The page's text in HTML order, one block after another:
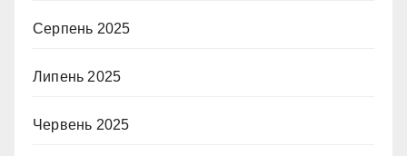
Серпень 2025
Липень 2025
Червень 2025